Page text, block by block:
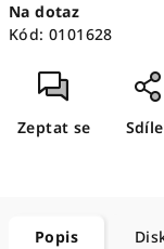
cena:
Na dotaz
Kód: 0101628
Zeptat se
Popis